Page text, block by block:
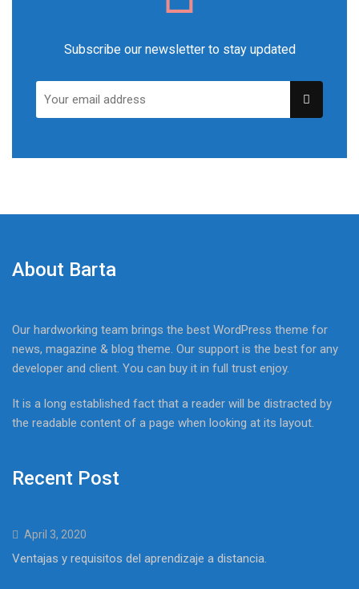
Subscribe our newsletter to stay updated
About Barta
Our hardworking team brings the best WordPress theme for
news, magazine & blog theme. Our support is the best for any
developer and client. You can buy it in full trust enjoy.
It is a long established fact that a reader will be distracted by
the readable content of a page when looking at its layout.
Recent Post
April 3, 2020
Ventajas y requisitos del aprendizaje a distancia.